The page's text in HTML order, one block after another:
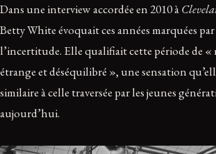
Dans une interview accordée en 2010 à
Betty White évoquait ces années marquées
l’incertitude. Elle qualifiait cette période de «
étrange et déséquilibré », une sensation
similaire à celle traversée par les jeunes
aujourd’hui.